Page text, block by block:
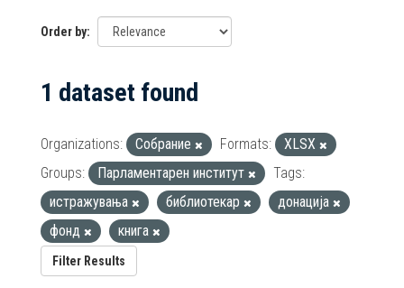
Order by
1 dataset found
Organizations: Собрание Formats:
XLSX
Groups:
Парламентарен институт
Tags:
истражувања
библиотекар
донација
фонд
книга
Filter Results